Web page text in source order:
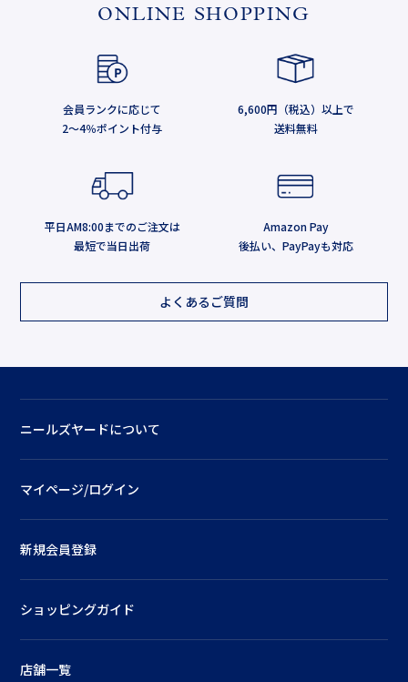
ONLINE SHOPPING
会員ランクに応じて
2～4％ポイント付与
6,600円（税込）以上で
送料無料
平日AM8:00までのご注文は
最短で当日出荷
Amazon Pay
後払い、PayPayも対応
よくあるご質問
ニールズヤードについて
マイページ/ログイン
新規会員登録
ショッピングガイド
店舗一覧